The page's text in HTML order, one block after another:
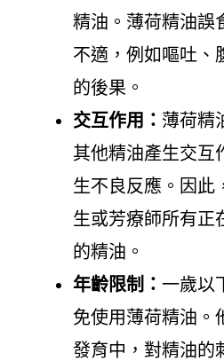
精油。薄荷精油誤
不適，例如嘔吐、
的後果。
交互作用： 薄荷精
其他精油產生交互
生不良反應。因此
生或芳療師所有正
的精油。
年齡限制： 一歲以
免使用薄荷精油。
發育中，對精油的